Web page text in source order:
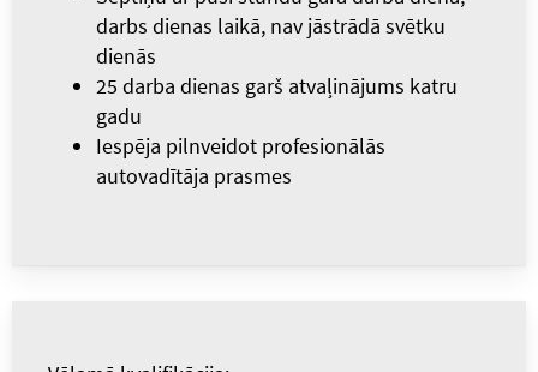
darbs dienas laikā, nav jāstrādā svētku
dienās
25 darba dienas garš atvaļinājums katru
gadu
Iespēja pilnveidot profesionālās
autovadītāja prasmes